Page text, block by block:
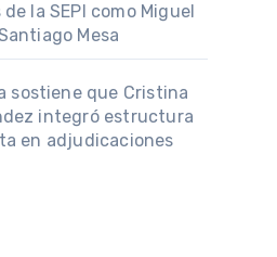
la SEPI como Miguel
Mesa
sostiene que Cristina
integró estructura
en adjudicaciones